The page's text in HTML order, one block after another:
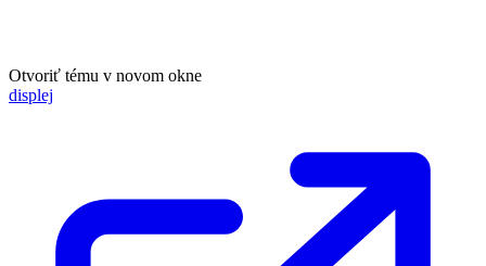
Otvoriť tému v novom okne
displej